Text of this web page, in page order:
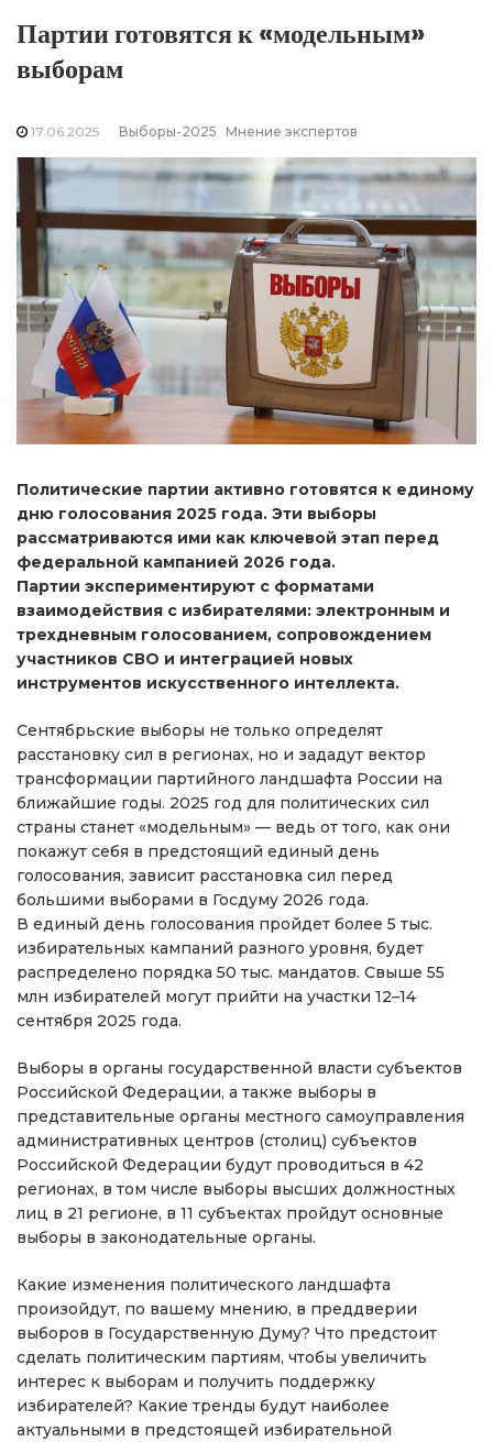
Партии готовятся к «модельным»
выборам
17.06.2025 Выборы-2025 Мнение экспертов
Политические партии активно готовятся к единому
дню голосования 2025 года. Эти выборы
рассматриваются ими как ключевой этап перед
федеральной кампанией 2026 года.
Партии экспериментируют с форматами
взаимодействия с избирателями: электронным и
трехдневным голосованием, сопровождением
участников СВО и интеграцией новых
инструментов искусственного интеллекта.
Сентябрьские выборы не только определят
расстановку сил в регионах, но и зададут вектор
трансформации партийного ландшафта России на
ближайшие годы. 2025 год для политических сил
страны станет «модельным» — ведь от того, как они
покажут себя в предстоящий единый день
голосования, зависит расстановка сил перед
большими выборами в Госдуму 2026 года.
В единый день голосования пройдет более 5 тыс.
избирательных кампаний разного уровня, будет
распределено порядка 50 тыс. мандатов. Свыше 55
млн избирателей могут прийти на участки 12–14
сентября 2025 года.
Выборы в органы государственной власти субъектов
Российской Федерации, а также выборы в
представительные органы местного самоуправления
административных центров (столиц) субъектов
Российской Федерации будут проводиться в 42
регионах, в том числе выборы высших должностных
лиц в 21 регионе, в 11 субъектах пройдут основные
выборы в законодательные органы.
Какие изменения политического ландшафта
произойдут, по вашему мнению, в преддверии
выборов в Государственную Думу? Что предстоит
сделать политическим партиям, чтобы увеличить
интерес к выборам и получить поддержку
избирателей? Какие тренды будут наиболее
актуальными в предстоящей избирательной